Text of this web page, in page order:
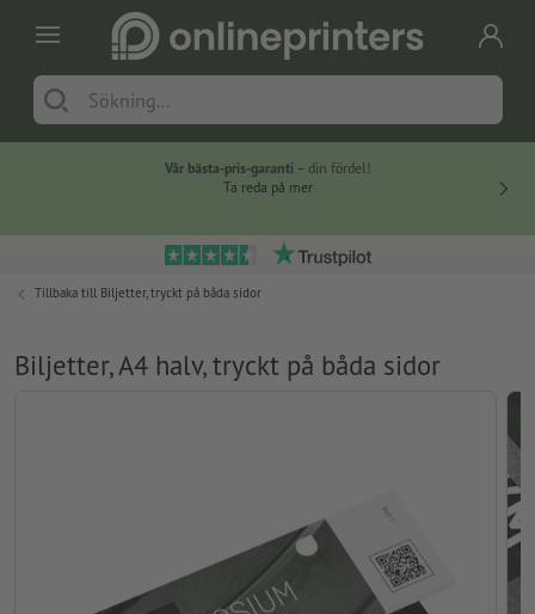
Vår bästa-pris-garanti – din fördel!
Ta reda på mer
Tillbaka till Biljetter, tryckt på båda sidor
Biljetter, A4 halv, tryckt på båda sidor